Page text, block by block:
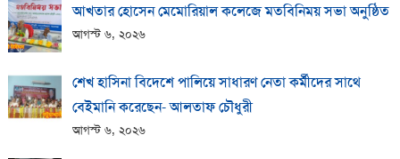
আখতার হোসেন মেমোরিয়াল কলেজে মতবিনিময় সভা অনুষ্ঠিত
আগস্ট ৬, ২০২৬
শেখ হাসিনা বিদেশে পালিয়ে সাধারণ নেতা কর্মীদের সাথে
বেইমানি করেছেন- আলতাফ চৌধুরী
আগস্ট ৬, ২০২৬